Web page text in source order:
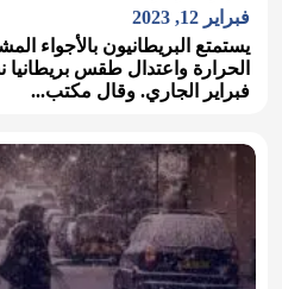
فبراير 12, 2023
يستمتع البريطانيون بالأجواء
الحرارة واعتدال طقس
فبراير الجاري. وقال مكتب...